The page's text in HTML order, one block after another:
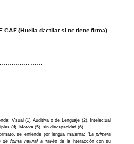
CAE (Huella dactilar si no tiene firma)
Visual (1), Auditiva o del Lenguaje (2), Intelectual
(4), Motora (5), sin discapacidad (6).
se entiende por lengua materna: “La primera
de forma natural a travésde la interacción con su